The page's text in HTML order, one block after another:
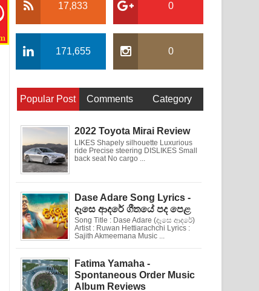
17,833 0
171,655 0
Popular Post Comments Category
2022 Toyota Mirai Review
LIKES Shapely silhouette Luxurious
ride Precise steering DISLIKES Small
back seat No cargo ...
Dase Adare Song Lyrics -
දෑසෙ ආදරේ ගීතයේ පද පෙළ
Song Title : Dase Adare (දෑසෙ ආදරේ)
Artist : Ruwan Hettiarachchi Lyrics :
Sajith Akmeemana Music ...
Fatima Yamaha -
Spontaneous Order Music
Album Reviews